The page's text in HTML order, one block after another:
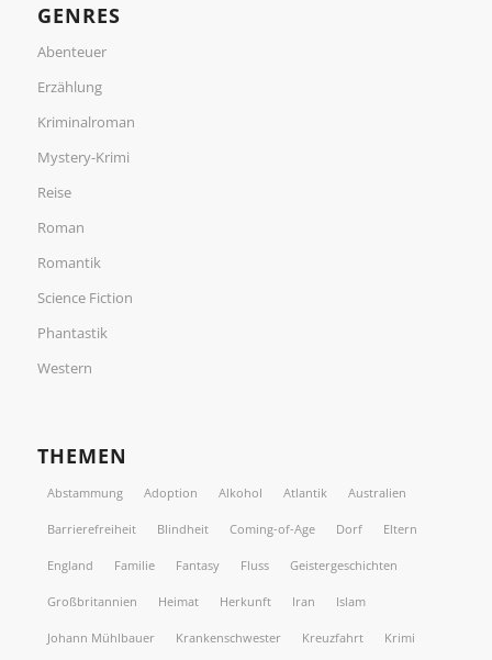
GENRES
Abenteuer
Erzählung
Kriminalroman
Mystery-Krimi
Reise
Roman
Romantik
Science Fiction
Phantastik
Western
THEMEN
Abstammung Adoption Alkohol Atlantik Australien
Barrierefreiheit Blindheit Coming-of-Age Dorf Eltern
England Familie Fantasy Fluss Geistergeschichten
Großbritannien Heimat Herkunft Iran Islam
Johann Mühlbauer Krankenschwester Kreuzfahrt Krimi